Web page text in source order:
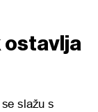
ostavlja
slažu s